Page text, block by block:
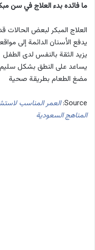
ما فائده بدء العلاج في سن
العلاج المبكر لبعض
يدفع الأسنان الدائمة إلى
يزيد الثقة بالنفس لدى الطفل
يساعد على النطق بشكل سليم
مضغ الطعام بطريقة صحية
Source: العمر المناسب
المناهج السعودية